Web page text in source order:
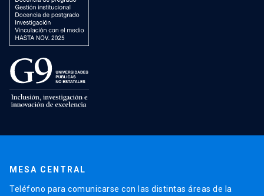
MESA CENTRAL
Teléfono para comunicarse con las distintas áreas de la